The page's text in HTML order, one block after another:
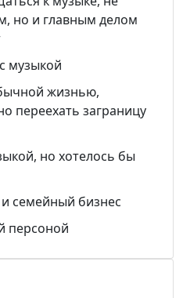
но и главным делом
музыкой
жизнью,
переехать заграницу
но хотелось бы
семейный бизнес
персоной